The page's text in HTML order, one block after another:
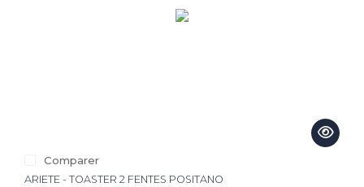
Comparer
ARIETE - TOASTER 2 FENTES POSITANO